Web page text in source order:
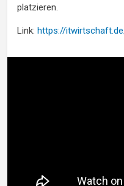
platzieren.
Link: https://